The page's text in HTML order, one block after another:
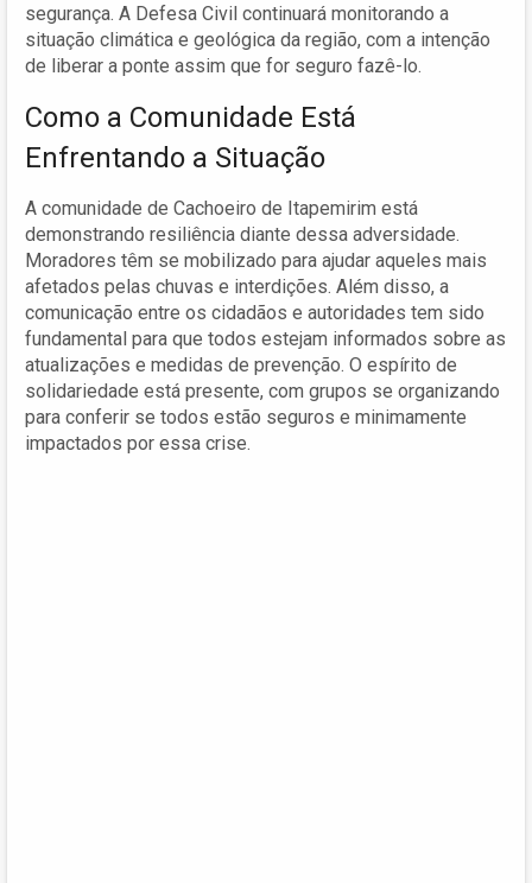
segurança. A Defesa Civil continuará monitorando a
situação climática e geológica da região, com a intenção
de liberar a ponte assim que for seguro fazê-lo.
Como a Comunidade Está
Enfrentando a Situação
A comunidade de Cachoeiro de Itapemirim está
demonstrando resiliência diante dessa adversidade.
Moradores têm se mobilizado para ajudar aqueles mais
afetados pelas chuvas e interdições. Além disso, a
comunicação entre os cidadãos e autoridades tem sido
fundamental para que todos estejam informados sobre as
atualizações e medidas de prevenção. O espírito de
solidariedade está presente, com grupos se organizando
para conferir se todos estão seguros e minimamente
impactados por essa crise.